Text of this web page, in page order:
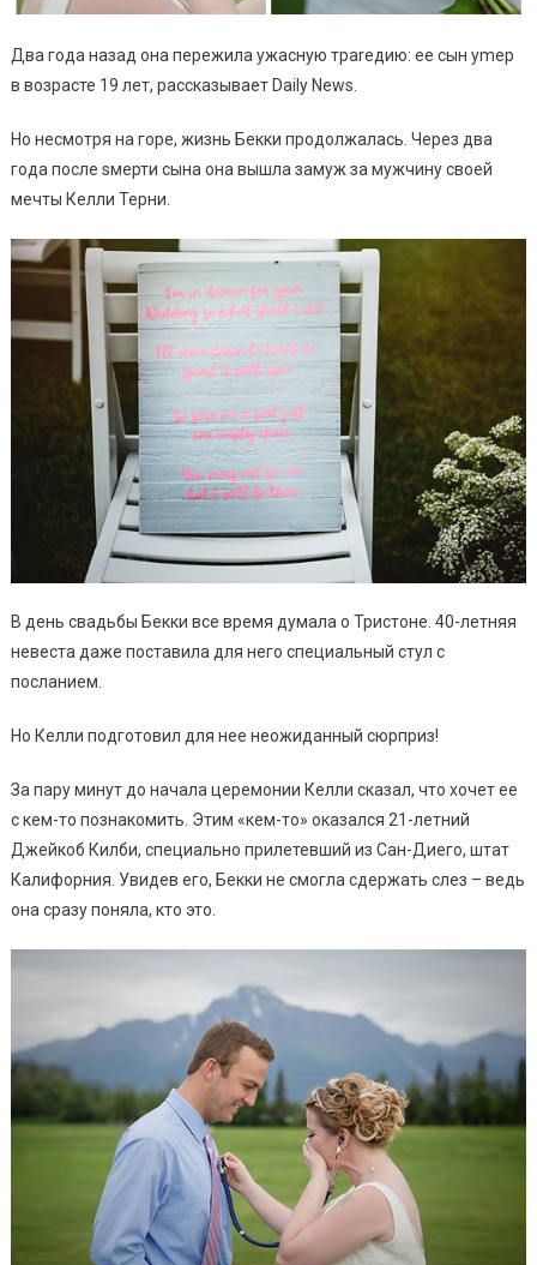
Два года назад она пережила ужасную траrедию: ее сын уmер
в возрасте 19 лет, рассказывает Daily News.
Но несмотря на горе, жизнь Бекки продолжалась. Через два
года после sмерти сына она вышла замуж за мужчину своей
мечты Келли Терни.
В день свадьбы Бекки все время думала о Тристоне. 40-летняя
невеста даже поставила для него специальный стул с
посланием.
Но Келли подготовил для нее неожиданный сюрприз!
За пару минут до начала церемонии Келли сказал, что хочет ее
с кем-то познакомить. Этим «кем-то» оказался 21-летний
Джейкоб Килби, специально прилетевший из Сан-Диего, штат
Калифорния. Увидев его, Бекки не смогла сдержать слез – ведь
она сразу поняла, кто это.